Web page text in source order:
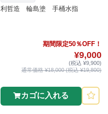
利哲造 輪島塗 手桶水指
期間限定50％OFF！
¥9,000
(税込 ¥9,900)
通常価格 ¥18,000 (税込 ¥19,800)
カゴに入れる